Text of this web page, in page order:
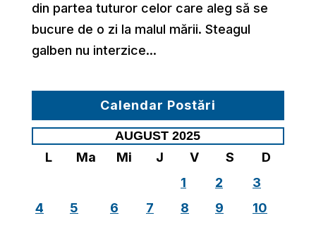
din partea tuturor celor care aleg să se
bucure de o zi la malul mării. Steagul
galben nu interzice...
Calendar Postări
AUGUST 2025
L Ma Mi J V S
D
1
2
3
4
5 6 7 8 9
10